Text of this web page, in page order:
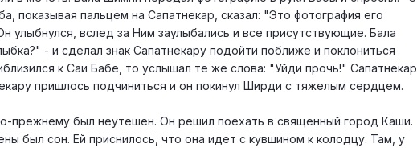
показывая пальцем на Сапатнекар, сказал: "Это фотография его
улыбнулся, вслед за Ним заулыбались и все присутствующие. Бала
- и сделал знак Сапатнекару подойти поближе и поклониться
к Саи Бабе, то услышал те же слова: "Уйди прочь!" Сапатнекар
пришлось подчиниться и он покинул Ширди с тяжелым сердцем.
прежнему был неутешен. Он решил поехать в священный город Каши.
был сон. Ей приснилось, что она идет с кувшином к колодцу. Там, у